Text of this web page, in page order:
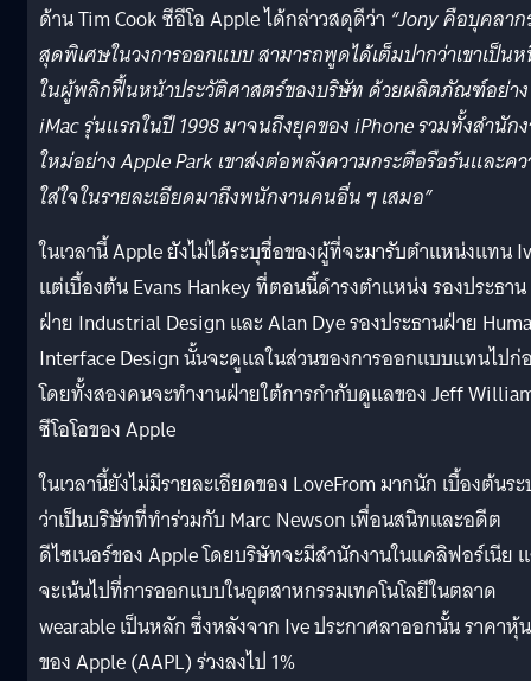
ด้าน Tim Cook ซีอีโอ Apple ได้กล่าวสดุดีว่า “Jony คือบุคลาก
สุดพิเศษในวงการออกแบบ สามารถพูดได้เต็มปากว่าเขาเป็น
ในผู้พลิกฟื้นหน้าประวัติศาสตร์ของบริษัท ด้วยผลิตภัณฑ์อย่าง
iMac รุ่นแรกในปี 1998 มาจนถึงยุคของ iPhone รวมทั้งสำนัก
ใหม่อย่าง Apple Park เขาส่งต่อพลังความกระตือรือร้นและค
ใส่ใจในรายละเอียดมาถึงพนักงานคนอื่น ๆ เสมอ”
ในเวลานี้ Apple ยังไม่ได้ระบุชื่อของผู้ที่จะมารับตำแหน่งแทน
แต่เบื้องต้น Evans Hankey ที่ตอนนี้ดำรงตำแหน่ง รองประธาน
ฝ่าย Industrial Design และ Alan Dye รองประธานฝ่าย
Interface Design นั้นจะดูแลในส่วนของการออกแบบแทนไปก่
โดยทั้งสองคนจะทำงานฝ่ายใต้การกำกับดูแลของ Jeff
ซีโอโอของ Apple
ในเวลานี้ยังไม่มีรายละเอียดของ LoveFrom มากนัก เบื้องต้นร
ว่าเป็นบริษัทที่ทำร่วมกับ Marc Newson เพื่อนสนิทและอดีต
ดีไซเนอร์ของ Apple โดยบริษัทจะมีสำนักงานในแคลิฟอร์เนีย
จะเน้นไปที่การออกแบบในอุตสาหกรรมเทคโนโลยีในตลาด
wearable เป็นหลัก ซึ่งหลังจาก Ive ประกาศลาออกนั้น ราคาหุ้น
ของ Apple (AAPL) ร่วงลงไป 1%